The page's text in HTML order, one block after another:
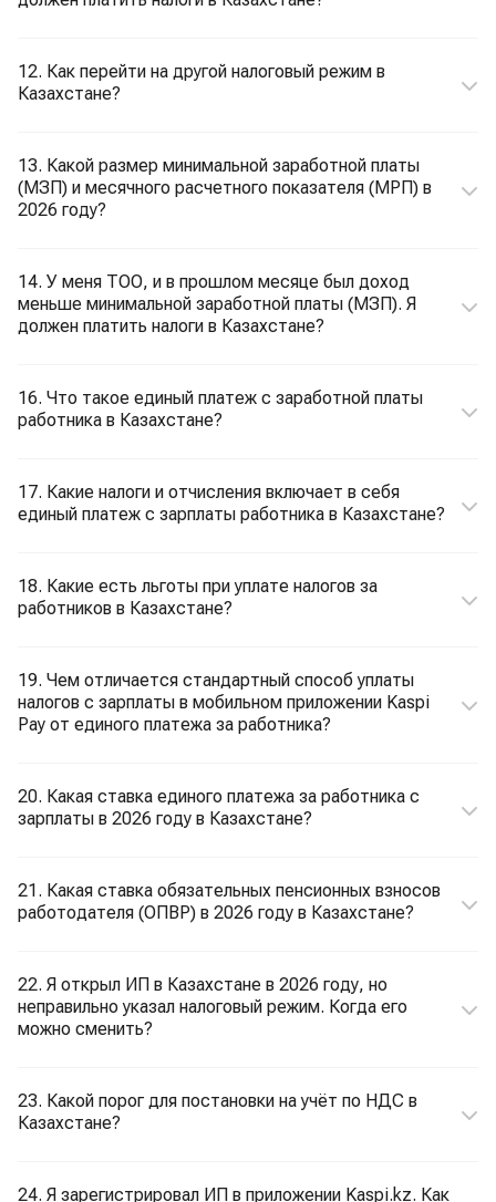
12. Как перейти на другой налоговый режим в
Казахстане?
13. Какой размер минимальной заработной платы
(МЗП) и месячного расчетного показателя (МРП) в
2026 году?
14. У меня ТОО, и в прошлом месяце был доход
меньше минимальной заработной платы (МЗП). Я
должен платить налоги в Казахстане?
16. Что такое единый платеж с заработной платы
работника в Казахстане?
17. Какие налоги и отчисления включает в себя
единый платеж с зарплаты работника в Казахстане?
18. Какие есть льготы при уплате налогов за
работников в Казахстане?
19. Чем отличается стандартный способ уплаты
налогов с зарплаты в мобильном приложении Kaspi
Pay от единого платежа за работника?
20. Какая ставка единого платежа за работника с
зарплаты в 2026 году в Казахстане?
21. Какая ставка обязательных пенсионных взносов
работодателя (ОПВР) в 2026 году в Казахстане?
22. Я открыл ИП в Казахстане в 2026 году, но
неправильно указал налоговый режим. Когда его
можно сменить?
23. Какой порог для постановки на учёт по НДС в
Казахстане?
24. Я зарегистрировал ИП в приложении Kaspi.kz. Как